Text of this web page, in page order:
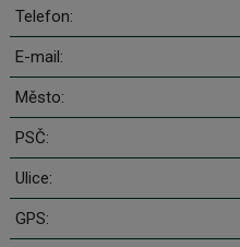
Telefon:
E-mail:
Město:
PSČ:
Ulice:
GPS: